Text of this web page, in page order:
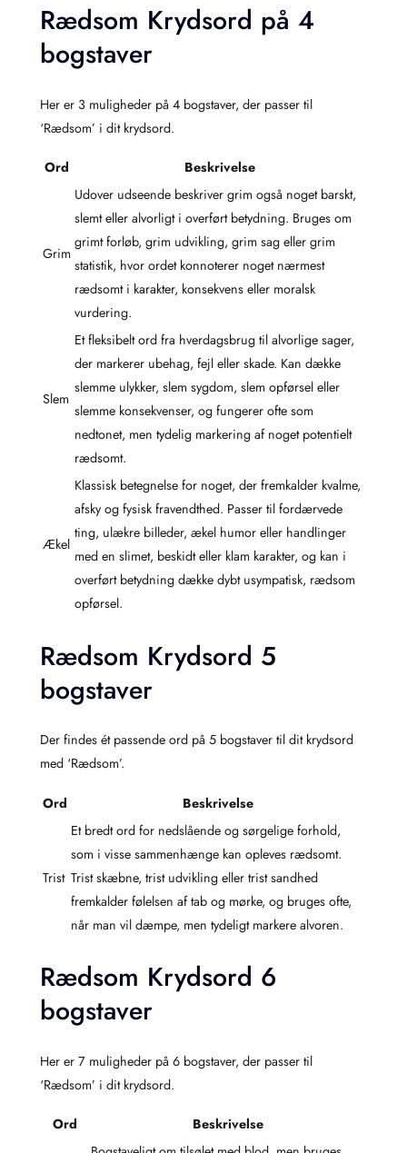
Rædsom Krydsord på 4
bogstaver
Her er 3 muligheder på 4 bogstaver, der passer til
‘Rædsom’ i dit krydsord.
Ord Beskrivelse
Grim
Udover udseende beskriver grim også noget barskt,
slemt eller alvorligt i overført betydning. Bruges om
grimt forløb, grim udvikling, grim sag eller grim
statistik, hvor ordet konnoterer noget nærmest
rædsomt i karakter, konsekvens eller moralsk
vurdering.
Slem
Et fleksibelt ord fra hverdagsbrug til alvorlige sager,
der markerer ubehag, fejl eller skade. Kan dække
slemme ulykker, slem sygdom, slem opførsel eller
slemme konsekvenser, og fungerer ofte som
nedtonet, men tydelig markering af noget potentielt
rædsomt.
Ækel
Klassisk betegnelse for noget, der fremkalder kvalme,
afsky og fysisk fravendthed. Passer til fordærvede
ting, ulækre billeder, ækel humor eller handlinger
med en slimet, beskidt eller klam karakter, og kan i
overført betydning dække dybt usympatisk, rædsom
opførsel.
Rædsom Krydsord 5
bogstaver
Der findes ét passende ord på 5 bogstaver til dit krydsord
med ‘Rædsom’.
Ord Beskrivelse
Trist
Et bredt ord for nedslående og sørgelige forhold,
som i visse sammenhænge kan opleves rædsomt.
Trist skæbne, trist udvikling eller trist sandhed
fremkalder følelsen af tab og mørke, og bruges ofte,
når man vil dæmpe, men tydeligt markere alvoren.
Rædsom Krydsord 6
bogstaver
Her er 7 muligheder på 6 bogstaver, der passer til
‘Rædsom’ i dit krydsord.
Ord
Beskrivelse